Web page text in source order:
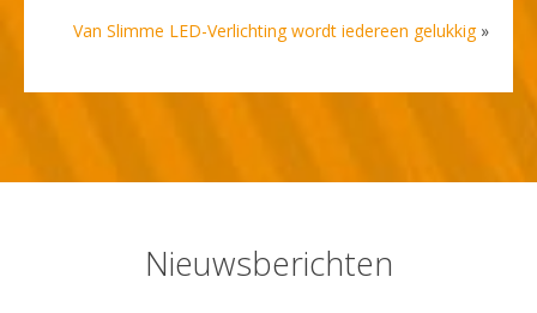
Van Slimme LED-Verlichting wordt iedereen gelukkig»
Nieuwsberichten